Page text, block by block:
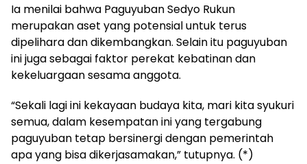
Ia menilai bahwa Paguyuban Sedyo Rukun
merupakan aset yang potensial untuk terus
dipelihara dan dikembangkan. Selain itu paguyuban
ini juga sebagai faktor perekat kebatinan dan
kekeluargaan sesama anggota.
“Sekali lagi ini kekayaan budaya kita, mari kita syukuri
semua, dalam kesempatan ini yang tergabung
paguyuban tetap bersinergi dengan pemerintah
apa yang bisa dikerjasamakan,” tutupnya. (*)